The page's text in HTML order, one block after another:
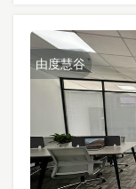
由度慧谷